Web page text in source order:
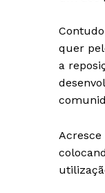
quer
a